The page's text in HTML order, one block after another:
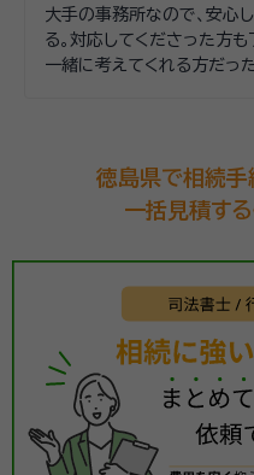
大手の事務所なので、安心
る。対応してくださった方
一緒に考えてくれる方だっ
徳島県で相続
一括見積する